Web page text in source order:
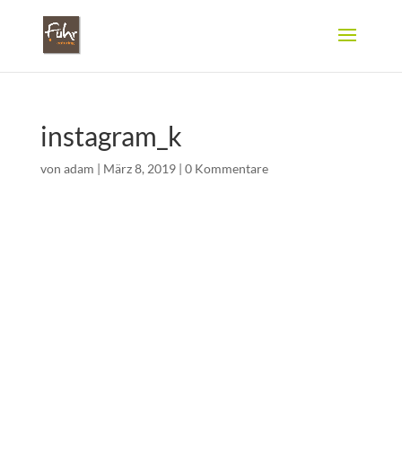
instagram_k
von adam | März 8, 2019| 0 Kommentare